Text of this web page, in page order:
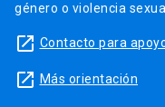
género o violencia
launch Contacto para
launch Más orientación